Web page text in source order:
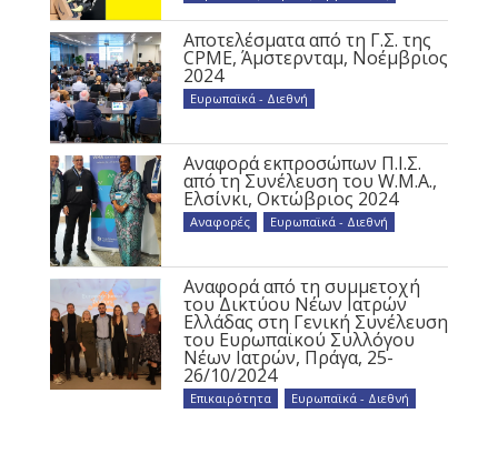
Αποτελέσματα από τη Γ.Σ. της
CPME, Άμστερνταμ, Νοέμβριος
2024
Ευρωπαϊκά - Διεθνή
Αναφορά εκπροσώπων Π.Ι.Σ.
από τη Συνέλευση του W.M.A.,
Ελσίνκι, Οκτώβριος 2024
Αναφορές Ευρωπαϊκά - Διεθνή
Αναφορά από τη συμμετοχή
του Δικτύου Νέων Ιατρών
Ελλάδας στη Γενική Συνέλευση
του Ευρωπαϊκού Συλλόγου
Νέων Ιατρών, Πράγα, 25-
26/10/2024
Επικαιρότητα Ευρωπαϊκά - Διεθνή